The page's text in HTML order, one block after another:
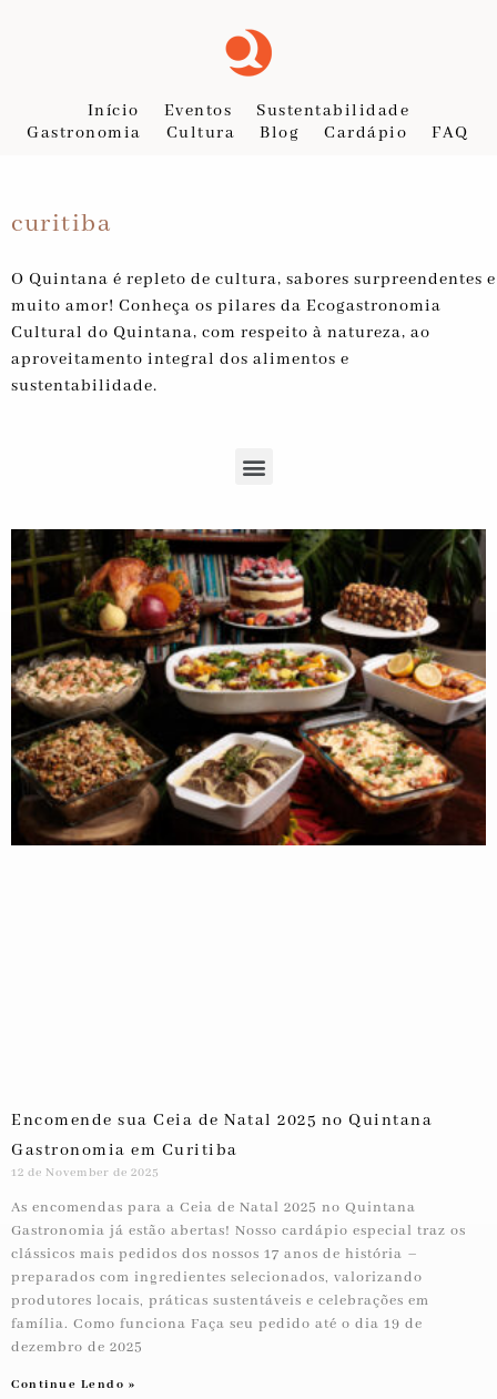
Início Eventos
Sustentabilidade
Gastronomia
Cultura Blog Cardápio FAQ
curitiba
O Quintana é repleto de cultura, sabores surpreendentes e
muito amor! Conheça os pilares da Ecogastronomia
Cultural do Quintana, com respeito à natureza, ao
aproveitamento integral dos alimentos e
sustentabilidade.
Encomende sua Ceia de Natal 2025 no Quintana
Gastronomia em Curitiba
12 de November de 2025
As encomendas para a Ceia de Natal 2025 no Quintana
Gastronomia já estão abertas! Nosso cardápio especial traz os
clássicos mais pedidos dos nossos 17 anos de história –
preparados com ingredientes selecionados, valorizando
produtores locais, práticas sustentáveis e celebrações em
família. Como funciona Faça seu pedido até o dia 19 de
dezembro de 2025
Continue Lendo »